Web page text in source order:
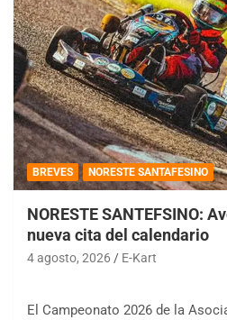
BREVES NORESTE SANTAFESINO
NORESTE SANTEFSINO:
nueva cita del calendario
4 agosto, 2026 E-Kart
El Campeonato 2026 de la